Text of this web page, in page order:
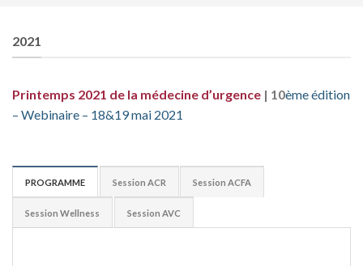
2021
Printemps 2021 de la médecine d’urgence | 10èmeédition
– Webinaire – 18&19 mai 2021
PROGRAMME Session ACR Session ACFA
Session Wellness Session AVC